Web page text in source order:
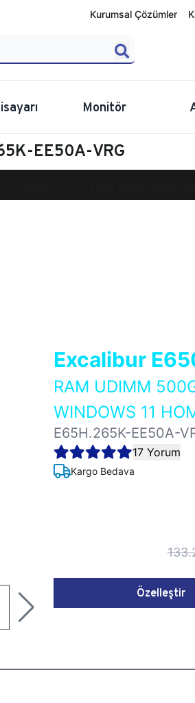
Kurumsal Çözümler
Monitör
EE50A-VRG
Excalibur
RAM UDIMM
WINDOWS 11
E65H.265K-EE50A-
17 Yorum
Kargo Bedava
Özelleştir